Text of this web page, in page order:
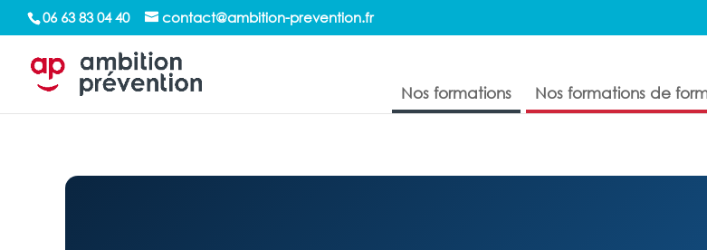
/*sticky sidebar*/
06 63 83 04 40 contact@ambition-prevention.fr
Nos formations Nos formations de